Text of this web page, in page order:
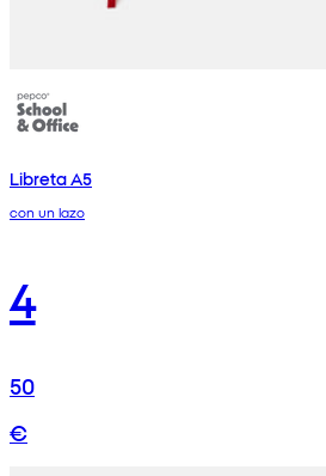
Libreta A5
con un lazo
4
50
€